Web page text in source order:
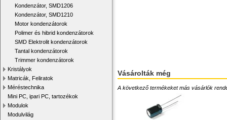
Kondenzátor, SMD1206
Kondenzátor, SMD1210
Motor kondenzátorok
Polimer és hibrid kondenzátorok
SMD Elektrolit kondenzátorok
Tantal kondenzátorok
Trimmer kondenzátorok
Kristályok
Matricák, Feliratok
Méréstechnika
Mini PC, ipari PC, tartozékok
Modulok
Modulvilág
Vásárolták még
A következő termékeket más vásárlók